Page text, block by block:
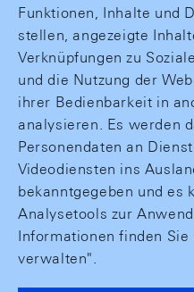
Funktionen, Inhalte und
stellen, angezeigte
Verknüpfungen zu
und die Nutzung der
ihrer Bedienbarkeit in
analysieren. Es werden
Personendaten an
Videodiensten ins
bekanntgegeben und es
Analysetools zur
Informationen finden
verwalten".